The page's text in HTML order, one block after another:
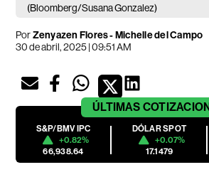
(Bloomberg/Susana Gonzalez)
PorZenyazen Flores-Michelle del Campo
30 de abril, 2025 | 09:51 AM
ÚLTIMAS
S&P/BMV IPC
+0.82%
66,938.64
DÓLAR SPOT
+0.07%
17.1479